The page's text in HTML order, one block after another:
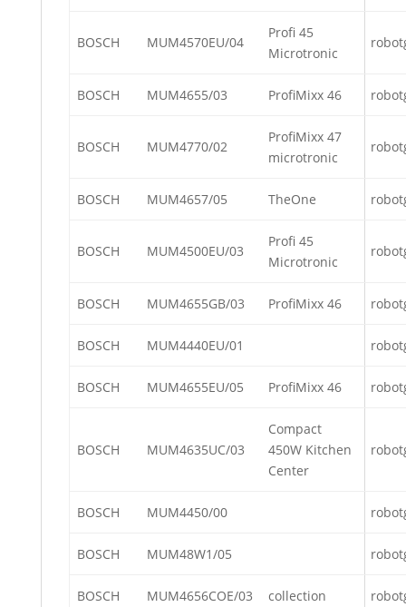
BOSCH MUM4570EU/04
Profi 45
Microtronic
BOSCH MUM4655/03 ProfiMixx 46
BOSCH MUM4770/02
ProfiMixx 47
microtronic
BOSCH MUM4657/05 TheOne
BOSCH MUM4500EU/03
Profi 45
Microtronic
BOSCH MUM4655GB/03 ProfiMixx 46
BOSCH MUM4440EU/01
BOSCH MUM4655EU/05 ProfiMixx 46
BOSCH MUM4635UC/03
Compact
450W Kitchen
Center
BOSCH MUM4450/00
BOSCH MUM48W1/05
BOSCH MUM4656COE/03 collection